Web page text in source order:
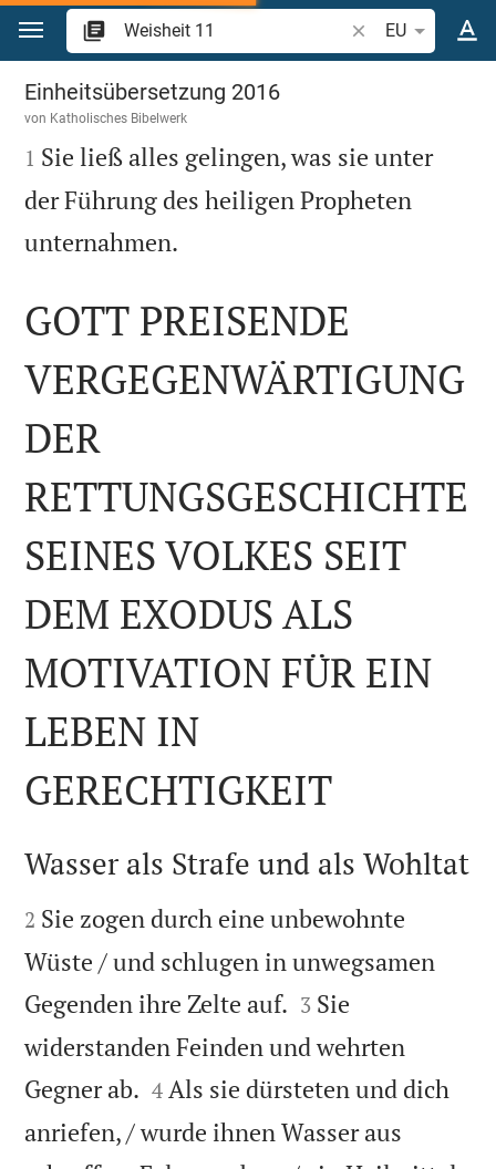
Zum Inhalt springen
Bibelstelle oder
EU
Weisheit 11
Einheitsübersetzung 2016
von Katholisches Bibelwerk

1 Sie ließ alles gelingen, was sie unter
der Führung des heiligen Propheten
unternahmen.

GOTT PREISENDE
VERGEGENWÄRTIGUNG
DER
RETTUNGSGESCHICHTE
SEINES VOLKES SEIT
DEM EXODUS ALS
MOTIVATION FÜR EIN
LEBEN IN
GERECHTIGKEIT

Wasser als Strafe und als Wohltat

2 Sie zogen durch eine unbewohnte
Wüste / und schlugen in unwegsamen
Gegenden ihre Zelte auf. 

3 Sie
widerstanden Feinden und wehrten
Gegner ab. 

4 Als sie dürsteten und dich
anriefen, / wurde ihnen Wasser aus